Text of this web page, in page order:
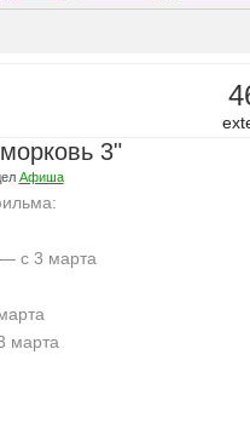
3"
Афиша
с 3 марта
марта